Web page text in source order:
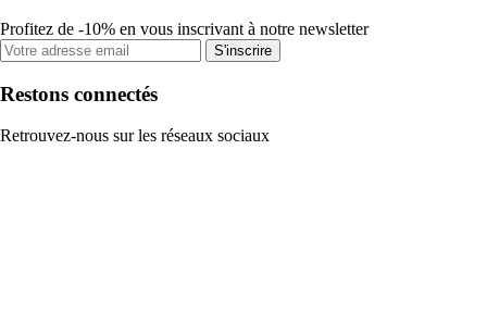
Profitez de -10% en vous inscrivant à notre newsletter
S'inscrire
Restons connectés
Retrouvez-nous sur les réseaux sociaux